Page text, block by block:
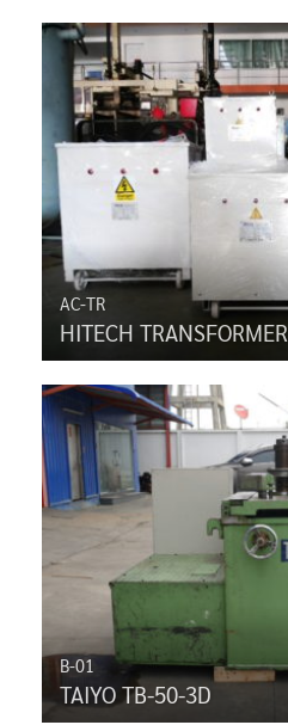
AC-TR
HITECH TRANSFORMER
B-01
TAIYO TB-50-3D